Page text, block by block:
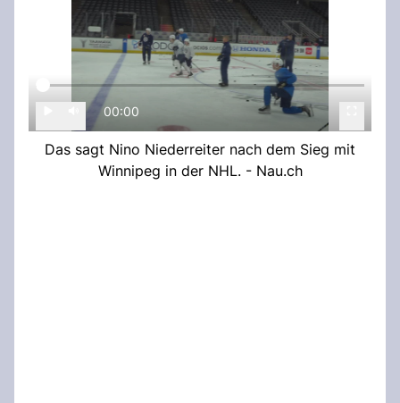
00:00
Das sagt Nino Niederreiter nach dem Sieg mit
Winnipeg in der NHL. - Nau.ch